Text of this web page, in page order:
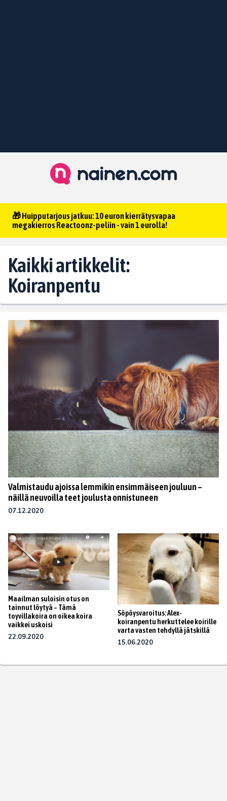
🎁 Huipputarjous jatkuu: 10 euron kierrätysvapaa
megakierros Reactoonz-peliin - vain 1 eurolla!
Kaikki artikkelit:
Koiranpentu
Valmistaudu ajoissa lemmikin ensimmäiseen jouluun –
näillä neuvoilla teet joulusta onnistuneen
07.12.2020
Maailman suloisin otus on
tainnut löytyä – Tämä
toyvillakoira on oikea koira
vaikkei uskoisi
22.09.2020
Söpöysvaroitus: Alex-
koiranpentu herkuttelee koirille
varta vasten tehdyllä jätskillä
15.06.2020